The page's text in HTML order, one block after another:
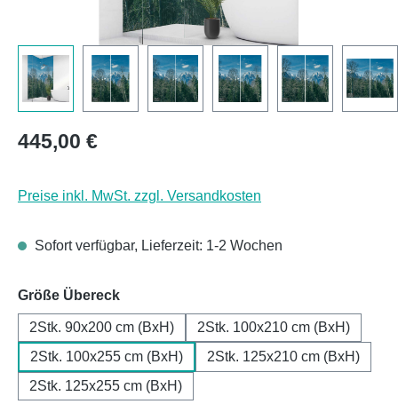
Regulärer Preis:
445,00 €
Preise inkl. MwSt. zzgl. Versandkosten
Sofort verfügbar, Lieferzeit: 1-2 Wochen
Größe Übereckauswählen
2Stk. 90x200 cm (BxH)
2Stk. 100x210 cm (BxH)
2Stk. 100x255 cm (BxH)
2Stk. 125x210 cm (BxH)
2Stk. 125x255 cm (BxH)